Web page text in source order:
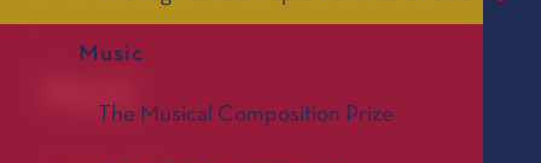
Music
The Musical Composition Prize
Work